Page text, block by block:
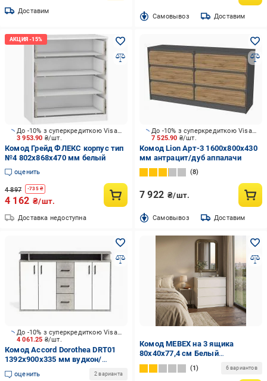
Доставим
Cамовывоз Доставим
3 953.90 ₴/шт.
До -10% з суперкредиткою Visa Вигода
Комод Грейд ФЛЕКС корпус тип
№4 802x868x470 мм белый
оценить
4 897 -735₴
4 162 ₴/шт.
Доставка недоступна
7 525.90 ₴/шт.
До -10% з суперкредиткою Visa Вигода
Комод Lion Арт-3 1600x800x430
мм антрацит/дуб аппалачи
8
7 922 ₴/шт.
Cамовывоз Доставим
4 061.25 ₴/шт.
До -10% з суперкредиткою Visa Вигода
Комод Accord Dorothea DRT01
1392x900x335 мм вудкон/
вудкон/белый
оценить 2 варианта
Комод MEBEX на 3 ящика
80х40х77,4 см Белый
(VM3B800WH)
1 6 вариантов